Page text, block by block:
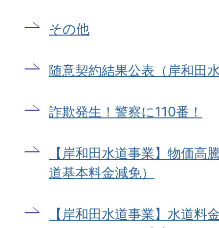
その他
随意契約結果公表（岸和田
詐欺発生！警察に110番！
【岸和田水道事業】物価高
道基本料金減免）
【岸和田水道事業】水道料